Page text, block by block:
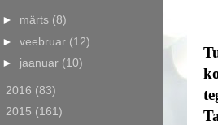
► märts (8)
► veebruar (12)
► jaanuar (10)
2016 (83)
2015 (161)